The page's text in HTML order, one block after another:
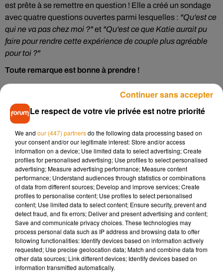
est prête à se remettre en question ! Elle a créé un sondage
avec quatre questions ouvertes parmi lesquelles : "Qu'est ce
qui ne va pas chez moi ?"et "Qu'est ce que Katie aurait pu
faire pour rendre cette expérience de couple plus agréable
pour toi ?"
Toute remarque est bonne à prendre !
A la fin de ce questionnaire, Katie Miller n'oublie surtout pas
l'essentiel : elle ne veut pas rester célibataire trop
longtemps, et met toutes les chances de son côté ! Elle
termine par une autre question :
un ami ? Si oui, indique ici son numéro."Les ex de la jeune
femme ayant rempli le questionnaire ont aussi la possibilité
de préciser s'ils aimeraient revivre une histoire avec Katie.
Enfin, un espace est mis à disposition pour toute remarque
supplémentaire.
Avec toutes ces idées, et un tel sens de l'auto-dérision, on
espère que Katie va vite trouver l'homme de sa vie !
there's this girl i know who sends an exit survey to every guy
she casually AND seriously dates fjdklafj;sdlkfja
pic.twitter.com/famP4hVMWv
— Abby G�x}�vindan (@abbygov)
Le respect de votre vie privée est notre priorité
We and our (447) partnersdo the following data processing based on
your consent and/or our legitimate interest: Store and/or access
information on a device; Use limited data to select advertising; Create
profiles for personalised advertising; Use profiles to select personalised
advertising; Measure advertising performance; Measure content
performance; Understand audiences through statistics or combinations
of data from different sources; Develop and improve services; Create
profiles to personalise content; Use profiles to select personalised
content; Use limited data to select content; Ensure security, prevent and
detect fraud, and fix errors; Deliver and present advertising and content;
Save and communicate privacy choices. These technologies may
process personal data such as IP address and browsing data to offer
following functionalities: Identify devices based on information actively
requested; Use precise geolocation data; Match and combine data from
other data sources; Link different devices; Identify devices based on
information transmitted automatically.
Continuer sans accepter